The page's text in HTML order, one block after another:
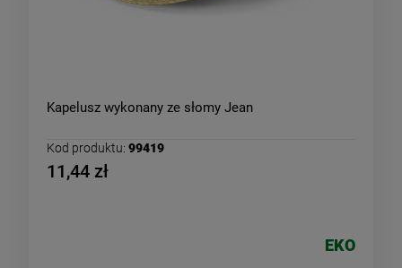
Kapelusz wykonany ze słomy Jean
Kod produktu: 99419
11,44 zł
EKO